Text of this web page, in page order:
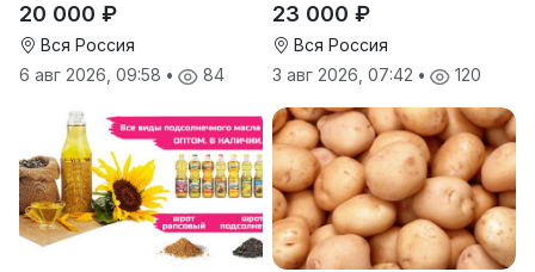
20 000 ₽
Вся Россия
6 авг 2026, 09:58 • 84
23 000 ₽
Вся Россия
3 авг 2026, 07:42 • 120